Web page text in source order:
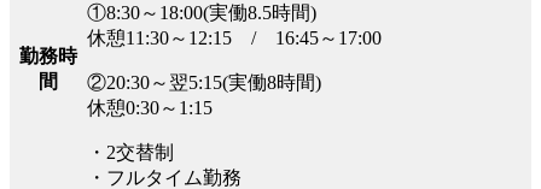
勤務時
間
①8:30～18:00(実働8.5時間)
休憩11:30～12:15 / 16:45～17:00
②20:30～翌5:15(実働8時間)
休憩0:30～1:15
・2交替制
・フルタイム勤務